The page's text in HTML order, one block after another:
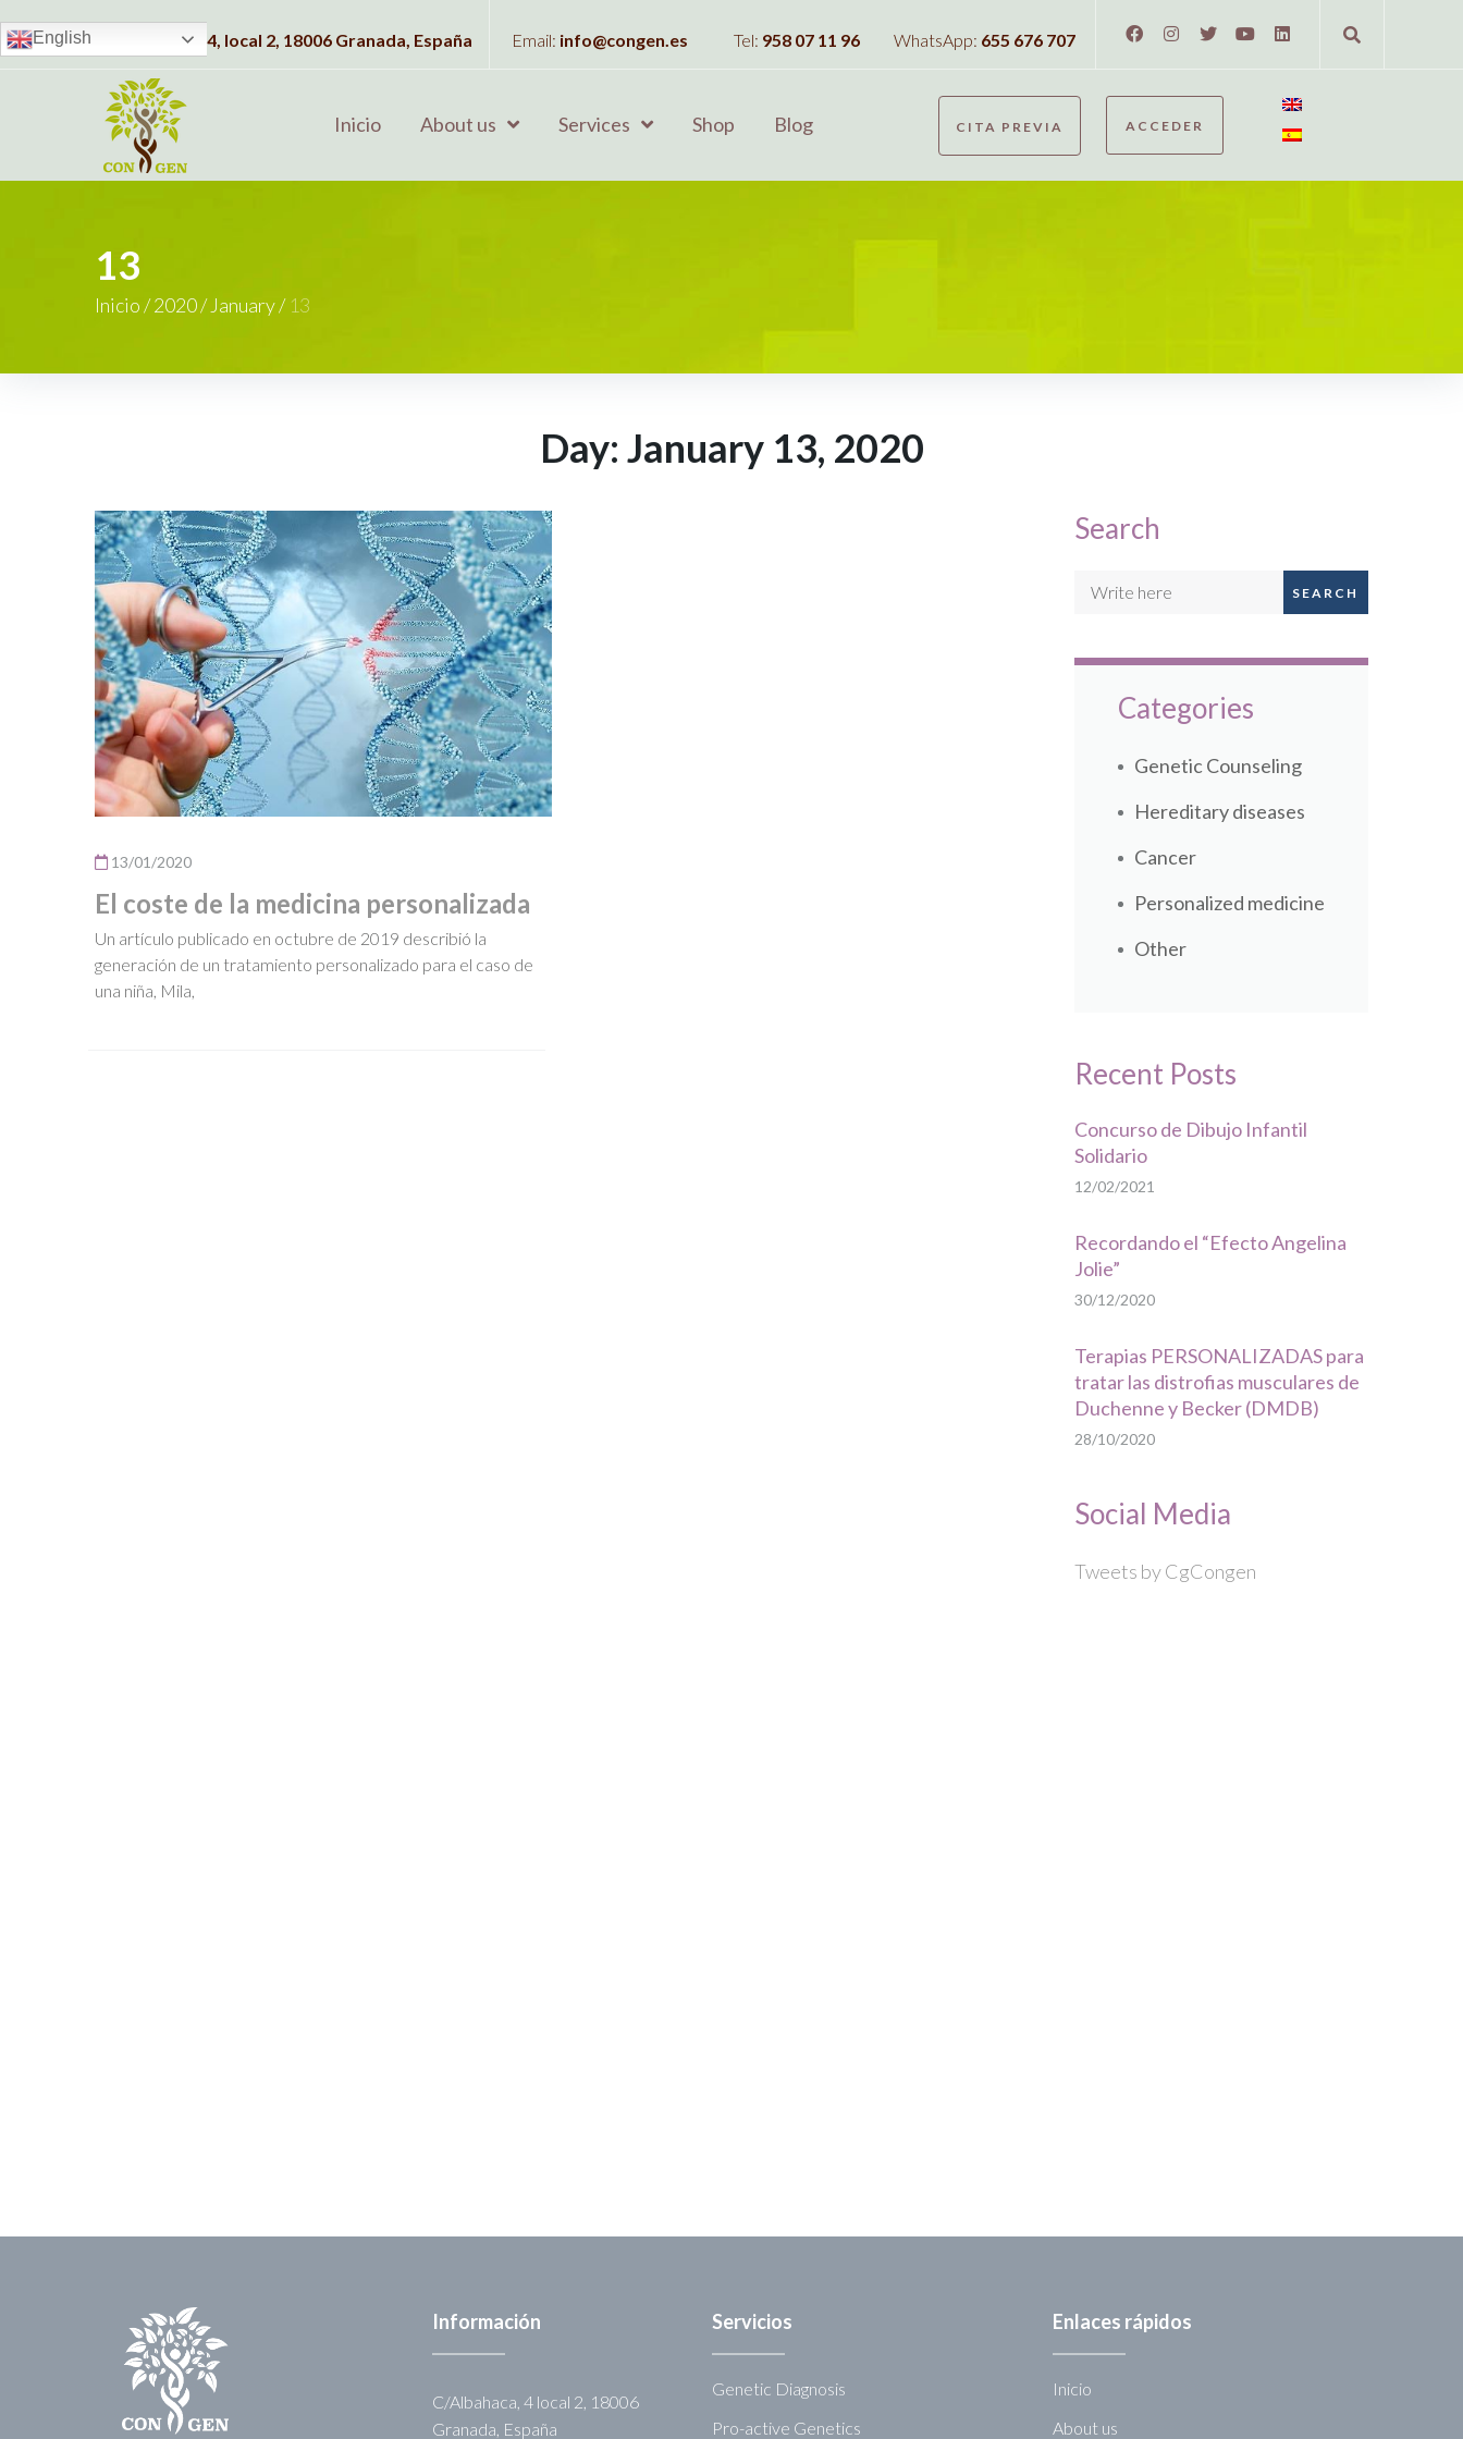
Dirección: C/Albahaca, 4, local 2, 18006 Granada, España Email: info@congen.es Tel: 958 07 11 96 WhatsApp: 655 676 707
Inicio About us Services Shop Blog CITA PREVIA ACCEDER
13
Inicio/2020/ January/ 13
Day: January 13, 2020
13/01/2020
El coste de la medicina personalizada
Un artículo publicado en octubre de 2019 describió la
generación de un tratamiento personalizado para el caso de
una niña, Mila,
Search
SEARCH
Categories
Genetic Counseling
Hereditary diseases
Cancer
Personalized medicine
Other
Recent Posts
Concurso de Dibujo Infantil
Solidario
12/02/2021
Recordando el “Efecto Angelina
Jolie”
30/12/2020
Terapias PERSONALIZADAS para
tratar las distrofias musculares de
Duchenne y Becker (DMDB)
28/10/2020
Social Media
Tweets by CgCongen
Información
C/Albahaca, 4 local 2, 18006
Granada, España
Servicios
Genetic Diagnosis
Pro-active Genetics
Enlaces rápidos
Inicio
About us
English